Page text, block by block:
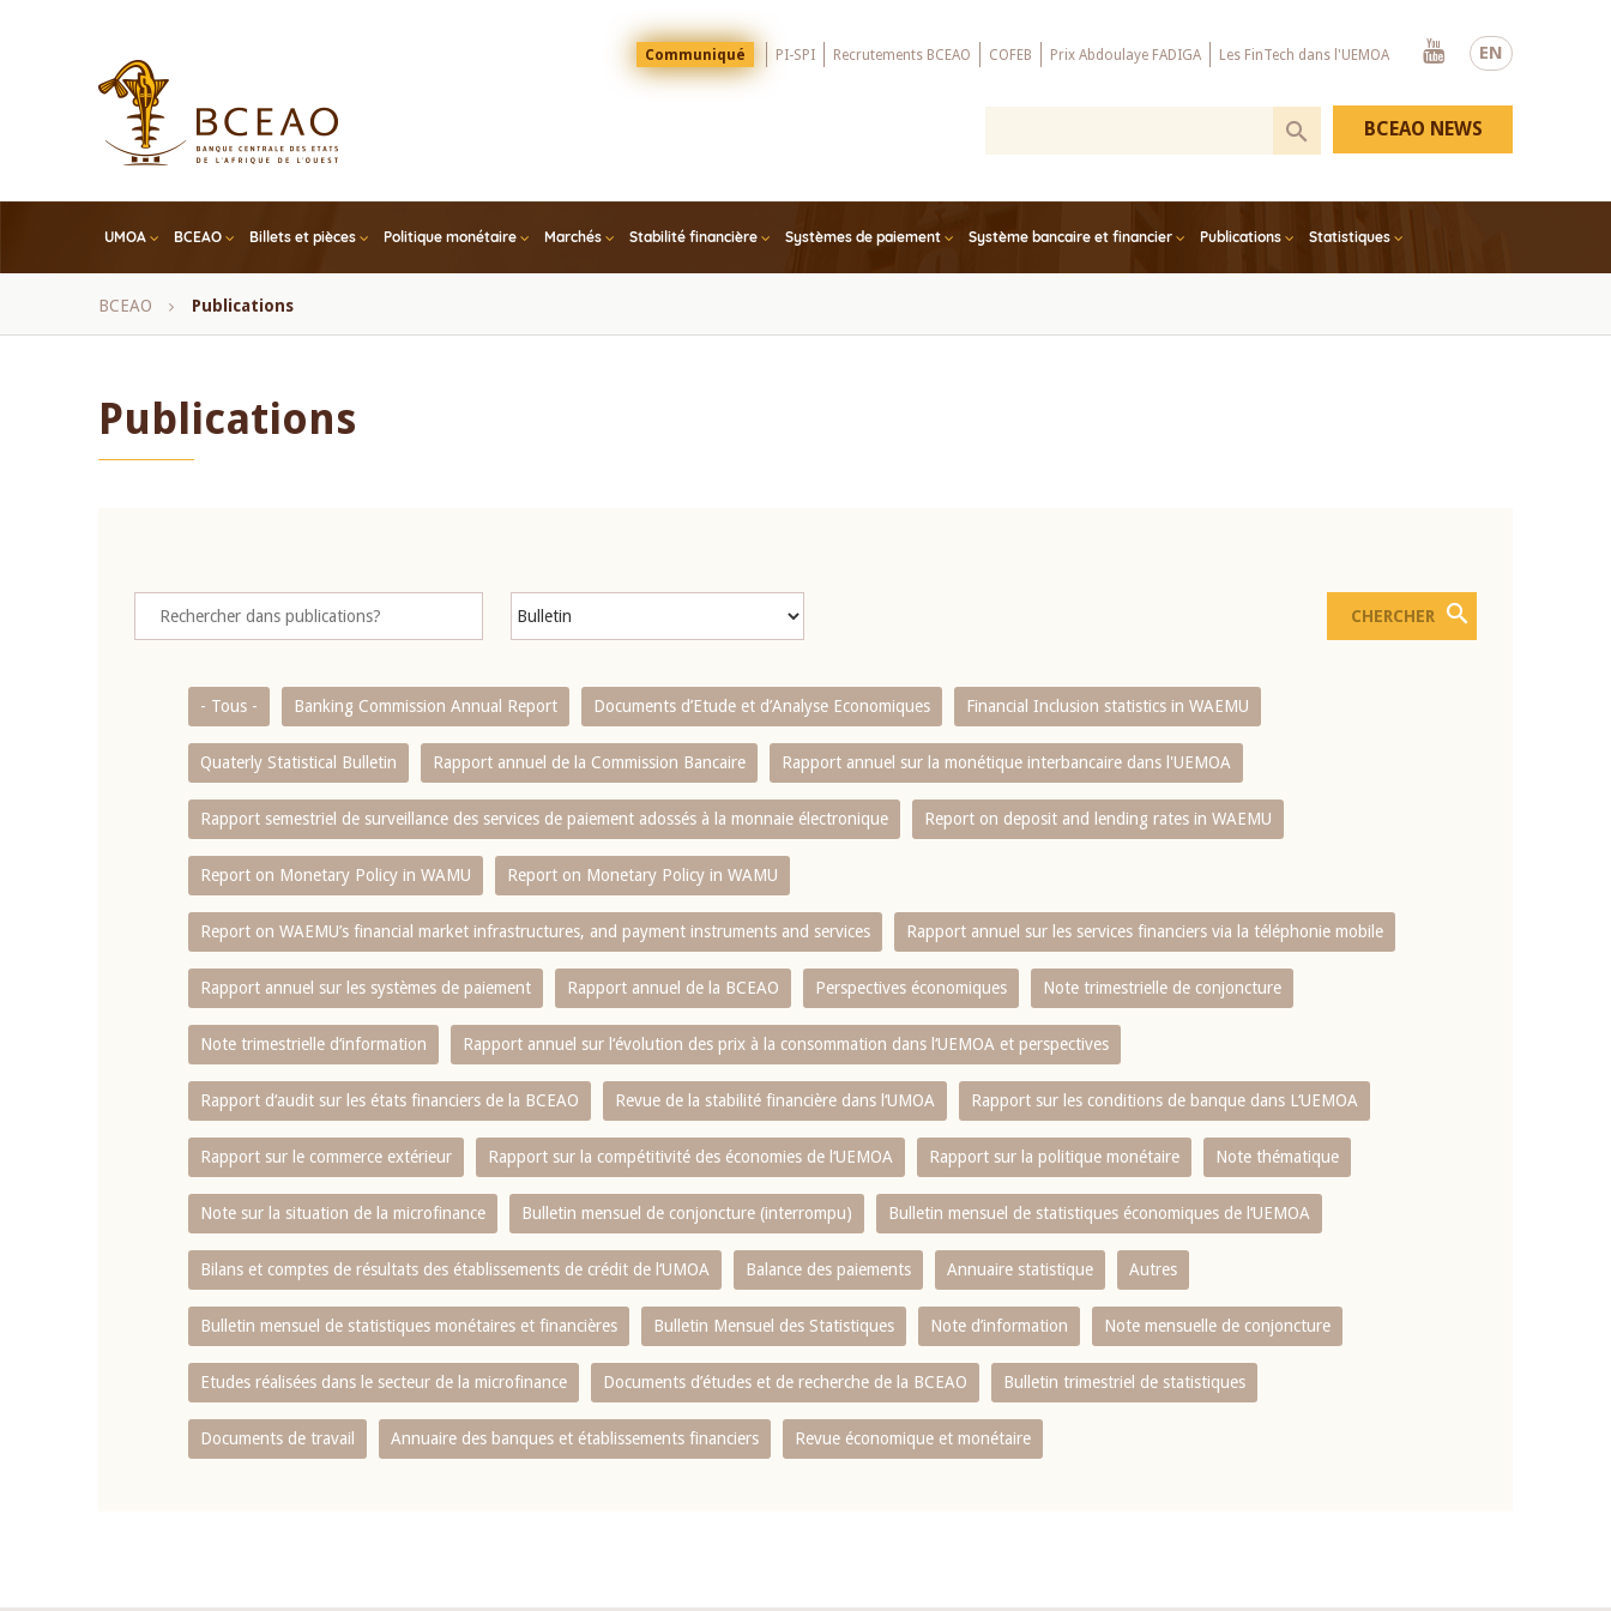
EN
Menu
Top
Communiqué PI-SPI Recrutements BCEAO COFEB Prix Abdoulaye FADIGA Les FinTech dans l'UEMOA
Youtube
UMOA BCEAO Billets et pièces Politique monétaire Marchés Stabilité financière Systèmes de paiement Système bancaire et financier Publications Statistiques
BCEAO NEWS
Fil
BCEAO Publications
Publications
- Tous - Banking Commission Annual Report Documents d’Etude et d’Analyse Economiques Financial Inclusion statistics in WAEMU
Quaterly Statistical Bulletin Rapport annuel de la Commission Bancaire Rapport annuel sur la monétique interbancaire dans l'UEMOA
Rapport semestriel de surveillance des services de paiement adossés à la monnaie électronique Report on deposit and lending rates in WAEMU
Report on Monetary Policy in WAMU Report on Monetary Policy in WAMU
Report on WAEMU’s financial market infrastructures, and payment instruments and services Rapport annuel sur les services financiers via la téléphonie mobile
Rapport annuel sur les systèmes de paiement Rapport annuel de la BCEAO Perspectives économiques Note trimestrielle de conjoncture
Note trimestrielle d‘information Rapport annuel sur l‘évolution des prix à la consommation dans l‘UEMOA et perspectives
Rapport d‘audit sur les états financiers de la BCEAO Revue de la stabilité financière dans l‘UMOA Rapport sur les conditions de banque dans L‘UEMOA
Rapport sur le commerce extérieur Rapport sur la compétitivité des économies de l‘UEMOA Rapport sur la politique monétaire Note thématique
Note sur la situation de la microfinance Bulletin mensuel de conjoncture (interrompu) Bulletin mensuel de statistiques économiques de l‘UEMOA
Bilans et comptes de résultats des établissements de crédit de l‘UMOA Balance des paiements Annuaire statistique Autres
Bulletin mensuel de statistiques monétaires et financières Bulletin Mensuel des Statistiques Note d’information Note mensuelle de conjoncture
Etudes réalisées dans le secteur de la microfinance Documents d’études et de recherche de la BCEAO Bulletin trimestriel de statistiques
Documents de travail Annuaire des banques et établissements financiers Revue économique et monétaire